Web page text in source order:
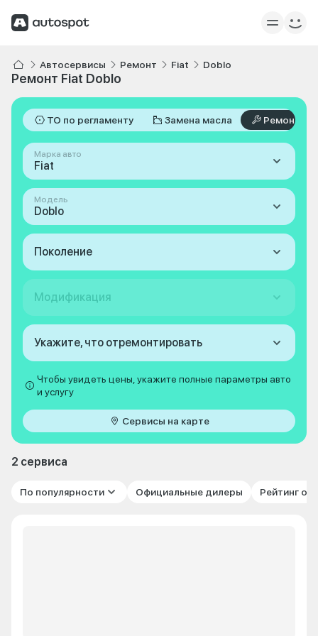
Автосервисы Ремонт Fiat Doblo
Ремонт Fiat Doblo
ТО по регламенту Замена масла Ремонт
Марка авто
Fiat
Модель
Doblo
Поколение
Модификация
Укажите, что отремонтировать
Чтобы увидеть цены, укажите полные параметры авто
и услугу
Сервисы на карте
2 сервиса
По популярности Официальные дилеры Рейтинг